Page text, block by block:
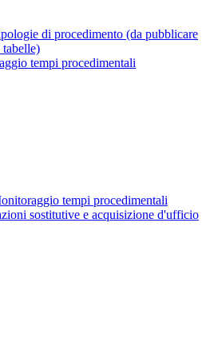
di procedimento (da pubblicare
tabelle)
tempi procedimentali
tempi procedimentali
sostitutive e acquisizione d'ufficio